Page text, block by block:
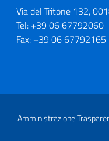
Via del Tritone 132,
Tel: +39 06 67792060
Fax: +39 06 67792165
Amministrazione